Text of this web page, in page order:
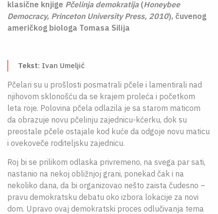
O NAMA
CPN
klasične knjige Pčelinja demokratija (Honeybee
Democracy, Princeton University Press, 2010), čuvenog
američkog biologa Tomasa Silija
Tekst: Ivan Umeljić
Pčelari su u prošlosti posmatrali pčele i lamentirali nad
njihovom sklonošću da se krajem proleća i početkom
leta roje. Polovina pčela odlazila je sa starom maticom
da obrazuje novu pčelinju zajednicu-kćerku, dok su
preostale pčele ostajale kod kuće da odgoje novu maticu
i ovekoveče roditeljsku zajednicu.
Roj bi se prilikom odlaska privremeno, na svega par sati,
nastanio na nekoj obližnjoj grani, ponekad čak i na
nekoliko dana, da bi organizovao nešto zaista čudesno –
pravu demokratsku debatu oko izbora lokacije za novi
dom. Upravo ovaj demokratski proces odlučivanja tema